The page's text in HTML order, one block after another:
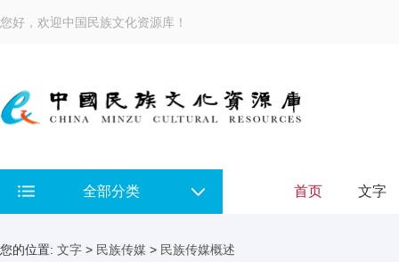
您好，欢迎中国民族文化资源库！
全部分类 首页 文字
您的位置: 文字 > 民族传媒 > 民族传媒概述